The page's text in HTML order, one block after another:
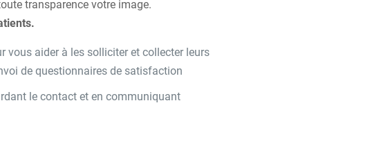
transparence votre image.
vous aider à les solliciter et collecter leurs
de questionnaires de satisfaction
le contact et en communiquant